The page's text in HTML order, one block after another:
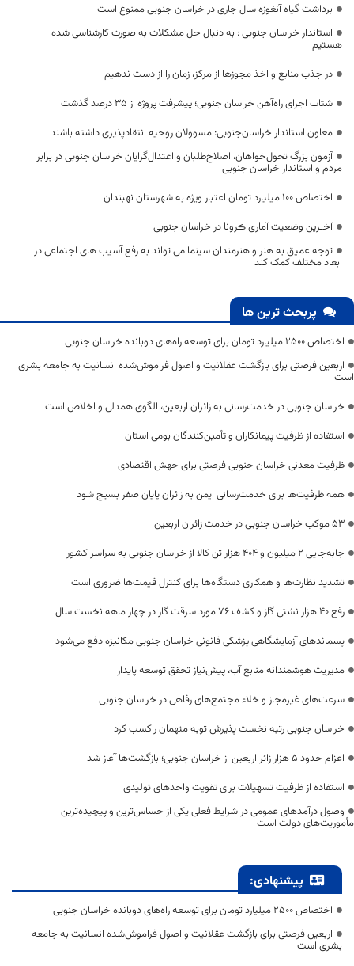
برداشت گیاه آنغوزه سال جاری در خراسان جنوبی ممنوع است
استاندار خراسان جنوبی : به دنبال حل مشکلات به صورت کارشناسی شده
هستیم
در جذب منابع و اخذ مجوزها از مرکز، زمان را از دست ندهیم
شتاب اجرای راه‌آهن خراسان جنوبی؛ پیشرفت پروژه از ۳۵ درصد گذشت
معاون استاندار خراسان‌جنوبی: مسوولان روحیه انتقادپذیری داشته باشند
آزمون بزرگ تحول‌خواهان، اصلاح‌طلبان و اعتدال‌گرایان خراسان جنوبی در برابر
مردم و استاندار خراسان جنوبی
اختصاص 100 میلیارد تومان اعتبار ویژه به شهرستان نهبندان
آخـرین وضعیت آماری ڪرونا در خراسان جنوبی
توجه عمیق به هنر و هنرمندان سینما می تواند به رفع آسیب های اجتماعی در
ابعاد مختلف کمک کند
پربحث ترین ها
اختصاص 2500 میلیارد تومان برای توسعه راه‌های دوبانده خراسان جنوبی
اربعین فرصتی برای بازگشت عقلانیت و اصول فراموش‌شده انسانیت به جامعه بشری
است
خراسان جنوبی در خدمت‌رسانی به زائران اربعین، الگوی همدلی و اخلاص است
استفاده از ظرفیت پیمانکاران و تأمین‌کنندگان بومی استان
ظرفیت معدنی خراسان جنوبی فرصتی برای جهش اقتصادی
همه ظرفیت‌ها برای خدمت‌رسانی ایمن به زائران پایان صفر بسیج شود
53 موکب خراسان جنوبی در خدمت زائران اربعین
جابه‌جایی 2 میلیون و 404 هزار تن کالا از خراسان جنوبی به سراسر کشور
تشدید نظارت‌ها و همکاری دستگاه‌ها برای کنترل قیمت‌ها ضروری است
رفع 40 هزار نشتی گاز و کشف 76 مورد سرقت گاز در چهار ماهه نخست سال
پسماندهای آزمایشگاهی پزشکی قانونی خراسان جنوبی مکانیزه دفع می‌شود
مدیریت هوشمندانه منابع آب، پیش‌نیاز تحقق توسعه پایدار
سرعت‌های غیرمجاز و خلاء مجتمع‌های رفاهی در خراسان جنوبی
خراسان جنوبی رتبه نخست پذیرش توبه متهمان راکسب کرد
اعزام حدود 5 هزار زائر اربعین از خراسان جنوبی؛ بازگشت‌ها آغاز شد
استفاده از ظرفیت تسهیلات برای تقویت واحدهای تولیدی
وصول درآمدهای عمومی در شرایط فعلی یکی از حساس‌ترین و پیچیده‌ترین
مأموریت‌های دولت است
پیشنهادی:
اختصاص 2500 میلیارد تومان برای توسعه راه‌های دوبانده خراسان جنوبی
اربعین فرصتی برای بازگشت عقلانیت و اصول فراموش‌شده انسانیت به جامعه
بشری است